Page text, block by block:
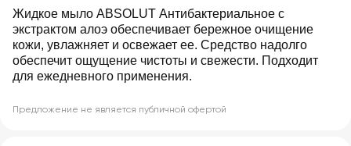
Жидкое мыло ABSOLUT Антибактериальное с
экстрактом алоэ обеспечивает бережное очищение
кожи, увлажняет и освежает ее. Средство надолго
обеспечит ощущение чистоты и свежести. Подходит
для ежедневного применения.
Предложение не является публичной офертой